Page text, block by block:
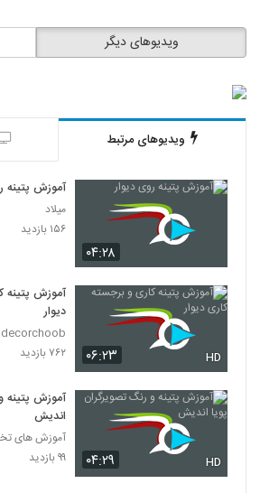
ویدیوهای دیگر
ویدیوهای مرتبط
۰۴:۲۸
آموزش پتینه
میلاد
۱۵۶ بازدید
۰۶:۲۳ HD
آموزش پتینه
دیوار
decorchoob
۷۶۲ بازدید
۰۴:۲۹ HD
آموزش پتینه
اندیش
آموزش های
۹۹ بازدید